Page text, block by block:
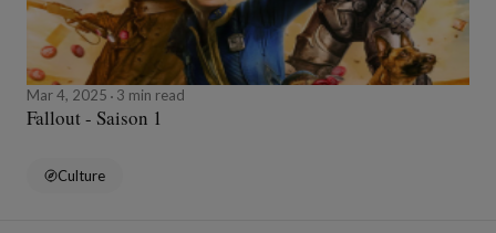
Mar 4, 2025 3 min read
Fallout - Saison 1
Culture